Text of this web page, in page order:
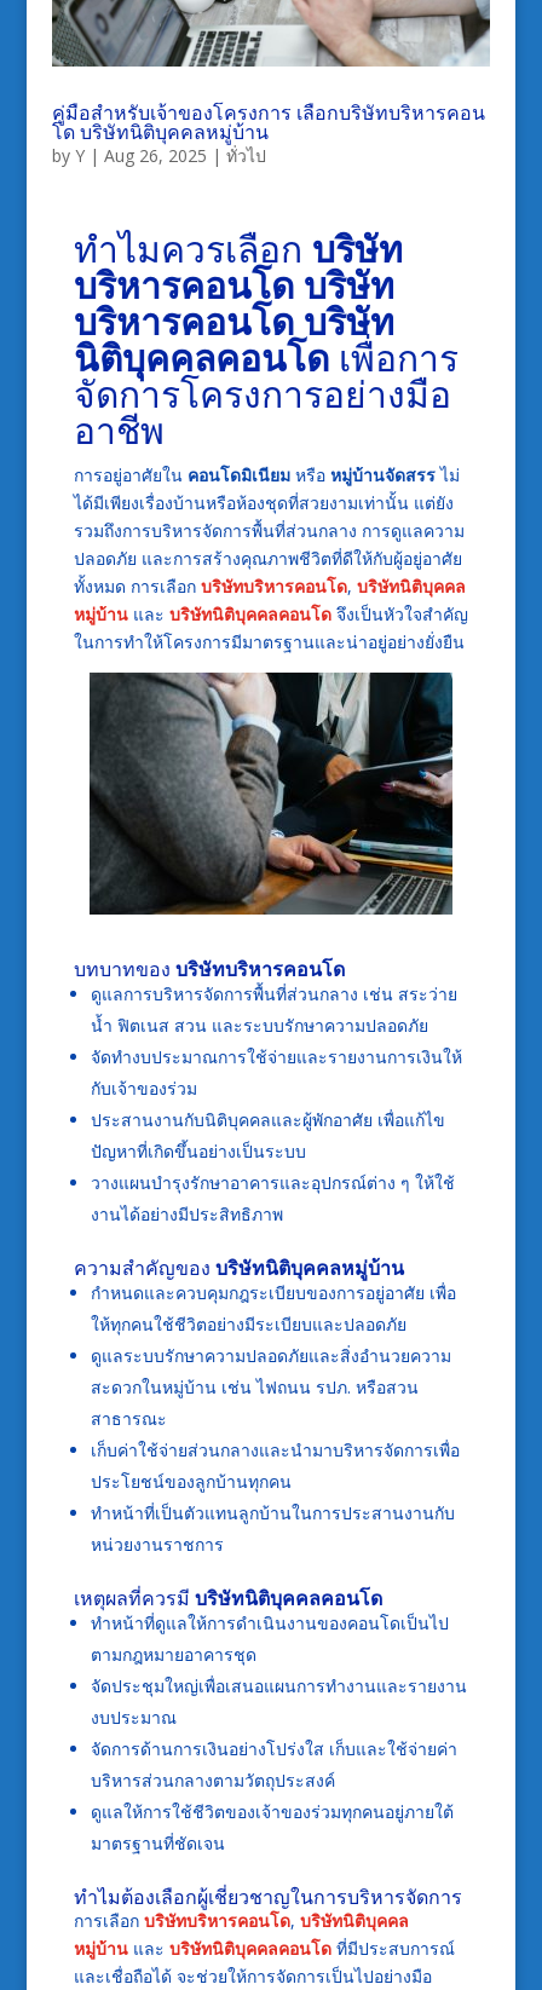
คู่มือสำหรับเจ้าของโครงการ เลือกบริษัทบริหารคอน
โด บริษัทนิติบุคคลหมู่บ้าน
by Y| Aug 26, 2025 | ทั่วไป
ทำไมควรเลือก บริษัท
บริหารคอนโด บริษัท
บริหารคอนโด บริษัท
นิติบุคคลคอนโดเพื่อการ
จัดการโครงการอย่างมือ
อาชีพ
การอยู่อาศัยใน คอนโดมิเนียมหรือ หมู่บ้านจัดสรรไม่
ได้มีเพียงเรื่องบ้านหรือห้องชุดที่สวยงามเท่านั้น แต่ยัง
รวมถึงการบริหารจัดการพื้นที่ส่วนกลาง การดูแลความ
ปลอดภัย และการสร้างคุณภาพชีวิตที่ดีให้กับผู้อยู่อาศัย
ทั้งหมด การเลือก บริษัทบริหารคอนโด, บริษัทนิติบุคคล
หมู่บ้านและ บริษัทนิติบุคคลคอนโดจึงเป็นหัวใจสำคัญ
ในการทำให้โครงการมีมาตรฐานและน่าอยู่อย่างยั่งยืน
บทบาทของ บริษัทบริหารคอนโด
ดูแลการบริหารจัดการพื้นที่ส่วนกลาง เช่น สระว่าย
น้ำ ฟิตเนส สวน และระบบรักษาความปลอดภัย
จัดทำงบประมาณการใช้จ่ายและรายงานการเงินให้
กับเจ้าของร่วม
ประสานงานกับนิติบุคคลและผู้พักอาศัย เพื่อแก้ไข
ปัญหาที่เกิดขึ้นอย่างเป็นระบบ
วางแผนบำรุงรักษาอาคารและอุปกรณ์ต่าง ๆ ให้ใช้
งานได้อย่างมีประสิทธิภาพ
ความสำคัญของ บริษัทนิติบุคคลหมู่บ้าน
กำหนดและควบคุมกฎระเบียบของการอยู่อาศัย เพื่อ
ให้ทุกคนใช้ชีวิตอย่างมีระเบียบและปลอดภัย
ดูแลระบบรักษาความปลอดภัยและสิ่งอำนวยความ
สะดวกในหมู่บ้าน เช่น ไฟถนน รปภ. หรือสวน
สาธารณะ
เก็บค่าใช้จ่ายส่วนกลางและนำมาบริหารจัดการเพื่อ
ประโยชน์ของลูกบ้านทุกคน
ทำหน้าที่เป็นตัวแทนลูกบ้านในการประสานงานกับ
หน่วยงานราชการ
เหตุผลที่ควรมี บริษัทนิติบุคคลคอนโด
ทำหน้าที่ดูแลให้การดำเนินงานของคอนโดเป็นไป
ตามกฎหมายอาคารชุด
จัดประชุมใหญ่เพื่อเสนอแผนการทำงานและรายงาน
งบประมาณ
จัดการด้านการเงินอย่างโปร่งใส เก็บและใช้จ่ายค่า
บริหารส่วนกลางตามวัตถุประสงค์
ดูแลให้การใช้ชีวิตของเจ้าของร่วมทุกคนอยู่ภายใต้
มาตรฐานที่ชัดเจน
ทำไมต้องเลือกผู้เชี่ยวชาญในการบริหารจัดการ
การเลือก บริษัทบริหารคอนโด, บริษัทนิติบุคคล
หมู่บ้านและ บริษัทนิติบุคคลคอนโดที่มีประสบการณ์
และเชื่อถือได้ จะช่วยให้การจัดการเป็นไปอย่างมือ